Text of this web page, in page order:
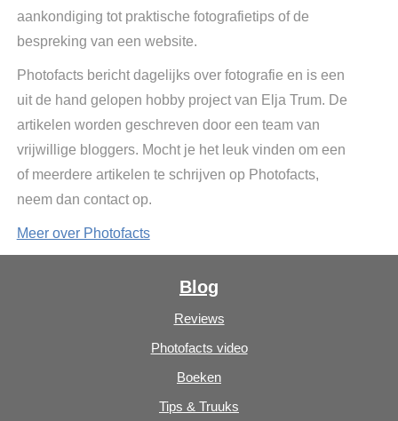
aankondiging tot praktische fotografietips of de
bespreking van een website.
Photofacts bericht dagelijks over fotografie en is een
uit de hand gelopen hobby project van Elja Trum. De
artikelen worden geschreven door een team van
vrijwillige bloggers. Mocht je het leuk vinden om een
of meerdere artikelen te schrijven op Photofacts,
neem dan contact op.
Meer over Photofacts
Blog
Reviews
Photofacts video
Boeken
Tips & Truuks